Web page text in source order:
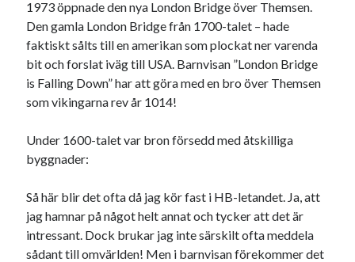
1973 öppnade den nya London Bridge över Themsen.
Den gamla London Bridge från 1700-talet – hade
faktiskt sålts till en amerikan som plockat ner varenda
bit och forslat iväg till USA. Barnvisan ”London Bridge
is Falling Down” har att göra med en bro över Themsen
som vikingarna rev år 1014!
Under 1600-talet var bron försedd med åtskilliga
byggnader:
Så här blir det ofta då jag kör fast i HB-letandet. Ja, att
jag hamnar på något helt annat och tycker att det är
intressant. Dock brukar jag inte särskilt ofta meddela
sådant till omvärlden! Men i barnvisan förekommer det